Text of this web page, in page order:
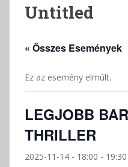
Untitled
« Összes Események
Ez az esemény elmúlt.
LEGJOBB
THRILLER
2025-11-14 - 18:00 - 19:30